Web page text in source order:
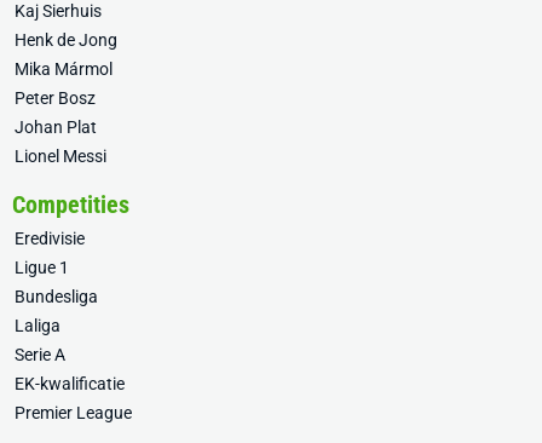
Kaj Sierhuis
Henk de Jong
Mika Mármol
Peter Bosz
Johan Plat
Lionel Messi
Competities
Eredivisie
Ligue 1
Bundesliga
Laliga
Serie A
EK-kwalificatie
Premier League